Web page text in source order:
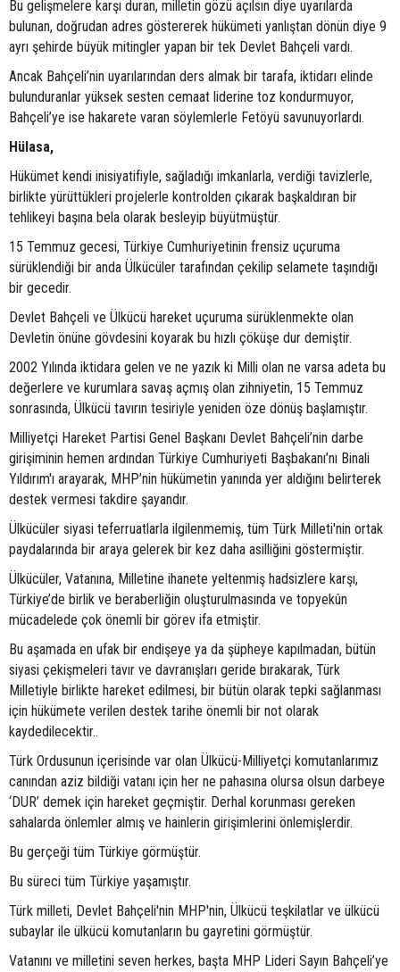
Bu gelişmelere karşı duran, milletin gözü açılsın diye uyarılarda
bulunan, doğrudan adres göstererek hükümeti yanlıştan dönün diye 9
ayrı şehirde büyük mitingler yapan bir tek Devlet Bahçeli vardı.
Ancak Bahçeli’nin uyarılarından ders almak bir tarafa, iktidarı elinde
bulunduranlar yüksek sesten cemaat liderine toz kondurmuyor,
Bahçeli’ye ise hakarete varan söylemlerle Fetöyü savunuyorlardı.
Hülasa,
Hükümet kendi inisiyatifiyle, sağladığı imkanlarla, verdiği tavizlerle,
birlikte yürüttükleri projelerle kontrolden çıkarak başkaldıran bir
tehlikeyi başına bela olarak besleyip büyütmüştür.
15 Temmuz gecesi, Türkiye Cumhuriyetinin frensiz uçuruma
sürüklendiği bir anda Ülkücüler tarafından çekilip selamete taşındığı
bir gecedir.
Devlet Bahçeli ve Ülkücü hareket uçuruma sürüklenmekte olan
Devletin önüne gövdesini koyarak bu hızlı çöküşe dur demiştir.
2002 Yılında iktidara gelen ve ne yazık ki Milli olan ne varsa adeta bu
değerlere ve kurumlara savaş açmış olan zihniyetin, 15 Temmuz
sonrasında, Ülkücü tavırın tesiriyle yeniden öze dönüş başlamıştır.
Milliyetçi Hareket Partisi Genel Başkanı Devlet Bahçeli’nin darbe
girişiminin hemen ardından Türkiye Cumhuriyeti Başbakanı’nı Binali
Yıldırım'ı arayarak, MHP’nin hükümetin yanında yer aldığını belirterek
destek vermesi takdire şayandır.
Ülkücüler siyasi teferruatlarla ilgilenmemiş, tüm Türk Milleti'nin ortak
paydalarında bir araya gelerek bir kez daha asilliğini göstermiştir.
Ülkücüler, Vatanına, Milletine ihanete yeltenmiş hadsizlere karşı,
Türkiye’de birlik ve beraberliğin oluşturulmasında ve topyekûn
mücadelede çok önemli bir görev ifa etmiştir.
Bu aşamada en ufak bir endişeye ya da şüpheye kapılmadan, bütün
siyasi çekişmeleri tavır ve davranışları geride bırakarak, Türk
Milletiyle birlikte hareket edilmesi, bir bütün olarak tepki sağlanması
için hükümete verilen destek tarihe önemli bir not olarak
kaydedilecektir..
Türk Ordusunun içerisinde var olan Ülkücü-Milliyetçi komutanlarımız
canından aziz bildiği vatanı için her ne pahasına olursa olsun darbeye
‘DUR’ demek için hareket geçmiştir. Derhal korunması gereken
sahalarda önlemler almış ve hainlerin girişimlerini önlemişlerdir.
Bu gerçeği tüm Türkiye görmüştür.
Bu süreci tüm Türkiye yaşamıştır.
Türk milleti, Devlet Bahçeli'nin MHP'nin, Ülkücü teşkilatlar ve ülkücü
subaylar ile ülkücü komutanların bu gayretini görmüştür.
Vatanını ve milletini seven herkes, başta MHP Lideri Sayın Bahçeli’ye